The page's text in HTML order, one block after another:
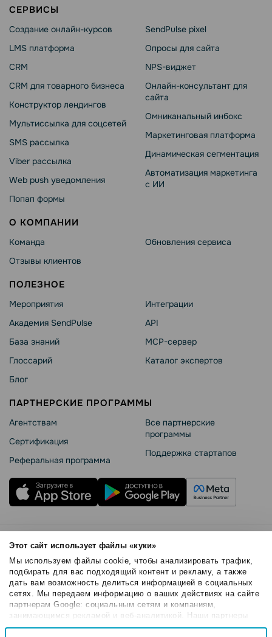
Этот сайт использует файлы «куки»
Мы используем файлы cookie, чтобы анализировать трафик,
подбирать для вас подходящий контент и рекламу, а также
дать вам возможность делиться информацией в социальных
сетях. Мы передаем информацию о ваших действиях на сайте
партнерам Google: социальным сетям и компаниям,
занимающимся рекламой и веб-аналитикой. Наши партнеры
могут комбинировать эти сведения с предоставленной вами
Выбор
СЕРВИСЫ
Создание онлайн-курсов
LMS платформа
CRM
CRM для товарного бизнеса
Конструктор лендингов
Мультиссылка для соцсетей
SMS рассылка
Viber рассылка
Web push уведомления
Попап формы
SendPulse pixel
Опросы для сайта
NPS-виджет
Онлайн-консультант для
сайта
Омниканальный инбокс
Маркетинговая платформа
Динамическая сегментация
Автоматизация маркетинга
с ИИ
О КОМПАНИИ
Команда
Отзывы клиентов
Обновления сервиса
ПОЛЕЗНОЕ
Мероприятия
Академия SendPulse
База знаний
Глоссарий
Блог
Интеграции
API
MCP-сервер
Каталог экспертов
ПАРТНЕРСКИЕ ПРОГРАММЫ
Агентствам
Сертификация
Реферальная программа
Все партнерские
программы
Поддержка стартапов
Правила использования
Безопасность SendPulse
Политика конфиденциальности
Политика Cookies
© 2015 - 2026. SendPulse Inc. Все права защищены